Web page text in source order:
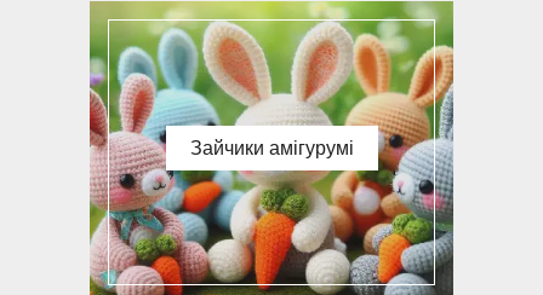
Зайчики амігурумі